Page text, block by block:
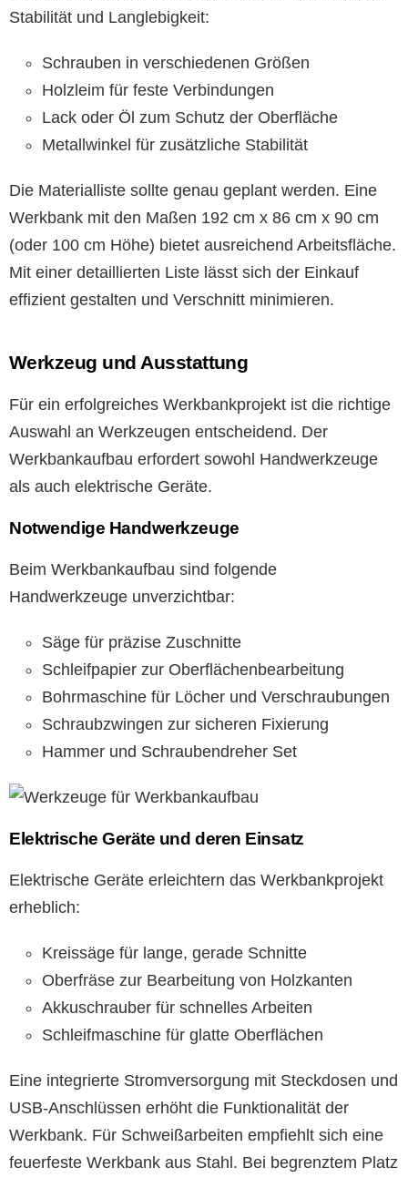
Stabilität und Langlebigkeit:
Schrauben in verschiedenen Größen
Holzleim für feste Verbindungen
Lack oder Öl zum Schutz der Oberfläche
Metallwinkel für zusätzliche Stabilität
Die Materialliste sollte genau geplant werden. Eine
Werkbank mit den Maßen 192 cm x 86 cm x 90 cm
(oder 100 cm Höhe) bietet ausreichend Arbeitsfläche.
Mit einer detaillierten Liste lässt sich der Einkauf
effizient gestalten und Verschnitt minimieren.
Werkzeug und Ausstattung
Für ein erfolgreiches Werkbankprojekt ist die richtige
Auswahl an Werkzeugen entscheidend. Der
Werkbankaufbau erfordert sowohl Handwerkzeuge
als auch elektrische Geräte.
Notwendige Handwerkzeuge
Beim Werkbankaufbau sind folgende
Handwerkzeuge unverzichtbar:
Säge für präzise Zuschnitte
Schleifpapier zur Oberflächenbearbeitung
Bohrmaschine für Löcher und Verschraubungen
Schraubzwingen zur sicheren Fixierung
Hammer und Schraubendreher Set
Elektrische Geräte und deren Einsatz
Elektrische Geräte erleichtern das Werkbankprojekt
erheblich:
Kreissäge für lange, gerade Schnitte
Oberfräse zur Bearbeitung von Holzkanten
Akkuschrauber für schnelles Arbeiten
Schleifmaschine für glatte Oberflächen
Eine integrierte Stromversorgung mit Steckdosen und
USB-Anschlüssen erhöht die Funktionalität der
Werkbank. Für Schweißarbeiten empfiehlt sich eine
feuerfeste Werkbank aus Stahl. Bei begrenztem Platz